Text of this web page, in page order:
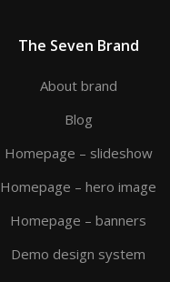
The Seven Brand
About brand
Blog
Homepage – slideshow
Homepage – hero image
Homepage – banners
Demo design system